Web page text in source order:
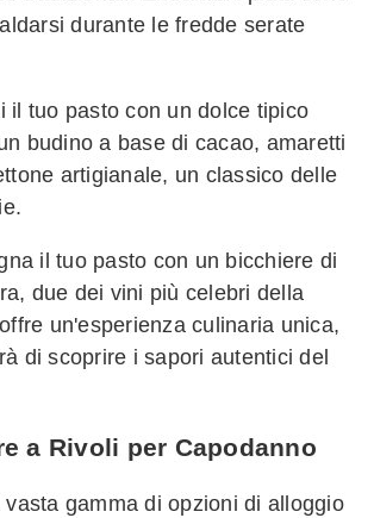
durante le fredde serate
il tuo pasto con un dolce tipico
budino a base di cacao, amaretti
artigianale, un classico delle
il tuo pasto con un bicchiere di
due dei vini più celebri della
un'esperienza culinaria unica,
di scoprire i sapori autentici del
a Rivoli per Capodanno
gamma di opzioni di alloggio